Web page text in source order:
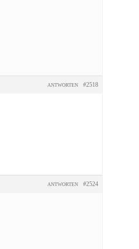
#2518
ANTWORTEN
#2524
ANTWORTEN